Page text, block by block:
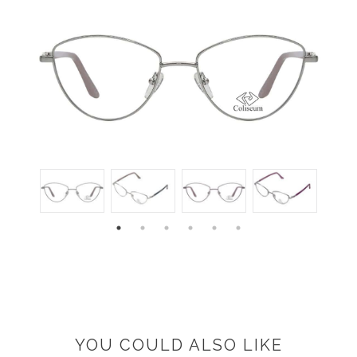
YOU COULD ALSO LIKE